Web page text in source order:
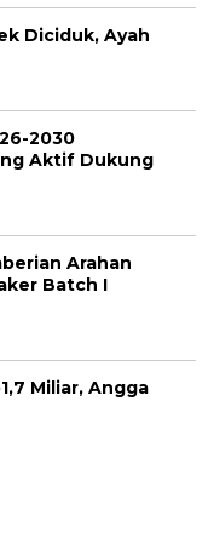
Diciduk, Ayah
2030
Aktif Dukung
Arahan
Batch I
Miliar, Angga